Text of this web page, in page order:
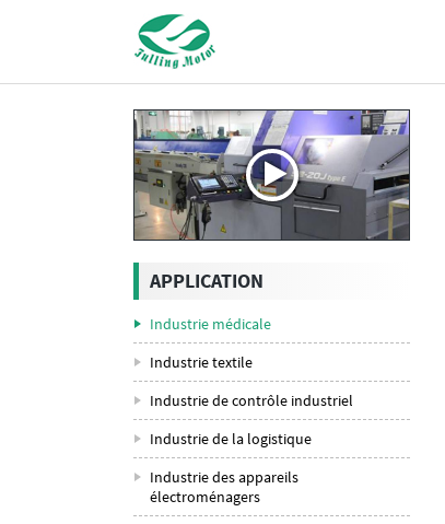
APPLICATION
Industrie médicale
Industrie textile
Industrie de contrôle industriel
Industrie de la logistique
Industrie des appareils
électroménagers